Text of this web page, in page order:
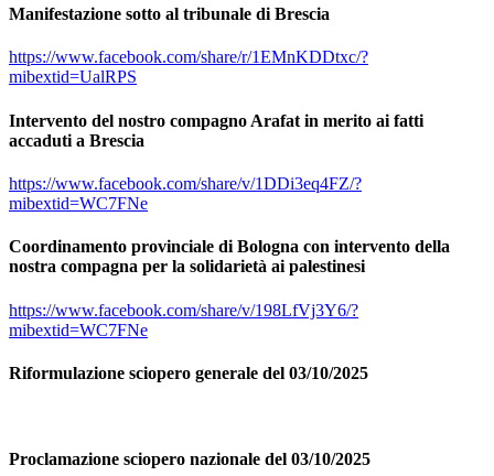
Manifestazione sotto al tribunale di Brescia
https://www.facebook.com/share/r/1EMnKDDtxc/?
mibextid=UalRPS
Intervento del nostro compagno Arafat in merito ai fatti
accaduti a Brescia
https://www.facebook.com/share/v/1DDi3eq4FZ/?
mibextid=WC7FNe
Coordinamento provinciale di Bologna con intervento della
nostra compagna per la solidarietà ai palestinesi
https://www.facebook.com/share/v/198LfVj3Y6/?
mibextid=WC7FNe
Riformulazione sciopero generale del 03/10/2025
Proclamazione sciopero nazionale del 03/10/2025